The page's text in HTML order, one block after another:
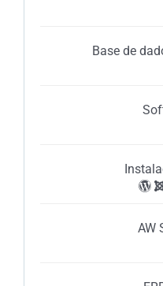
Base de
AW